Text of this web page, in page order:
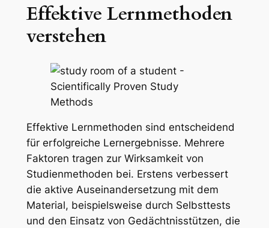
Effektive Lernmethoden
verstehen
Effektive Lernmethoden sind entscheidend
für erfolgreiche Lernergebnisse. Mehrere
Faktoren tragen zur Wirksamkeit von
Studienmethoden bei. Erstens verbessert
die aktive Auseinandersetzung mit dem
Material, beispielsweise durch Selbsttests
und den Einsatz von Gedächtnisstützen, die